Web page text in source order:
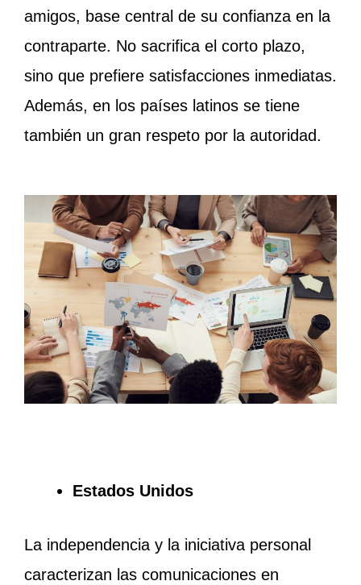
amigos, base central de su confianza en la
contraparte. No sacrifica el corto plazo,
sino que prefiere satisfacciones inmediatas.
Además, en los países latinos se tiene
también un gran respeto por la autoridad.
Estados Unidos
La independencia y la iniciativa personal
caracterizan las comunicaciones en